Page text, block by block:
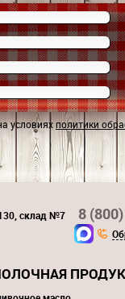
условияхполитики
склад №7 8 (800)